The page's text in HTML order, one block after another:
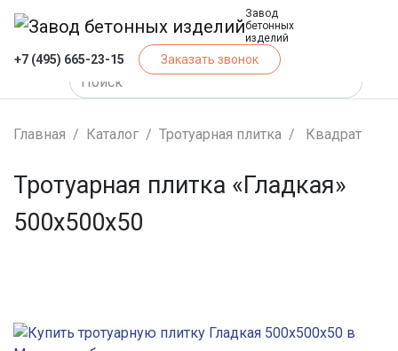
Завод
бетонных
изделий
+7 (495) 665-23-15 Заказать звонок
Главная Каталог Тротуарная плитка Квадрат
Тротуарная плитка «Гладкая»
500x500x50